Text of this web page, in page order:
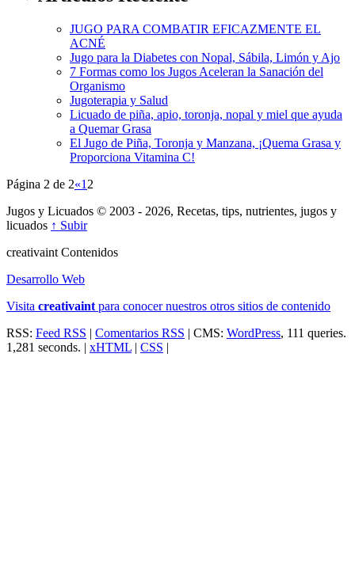
JUGO PARA COMBATIR EFICAZMENTE EL
ACNÉ
Jugo para la Diabetes con Nopal, Sábila, Limón y Ajo
7 Formas como los Jugos Aceleran la Sanación del
Organismo
Jugoterapia y Salud
Licuado de piña, apio, toronja, nopal y miel que ayuda
a Quemar Grasa
El Jugo de Piña, Toronja y Manzana, ¡Quema Grasa y
Proporciona Vitamina C!
Página 2 de 2«1 2
Jugos y Licuados © 2003 - 2026, Recetas, tips, nutrientes, jugos y
licuados ↑ Subir
creativaint Contenidos
Desarrollo Web
Visita creativaint para conocer nuestros otros sitios de contenido
RSS: Feed RSS | Comentarios RSS | CMS: WordPress, 111 queries.
1,281 seconds. | xHTML | CSS |